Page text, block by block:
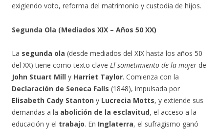
exigiendo voto, reforma del matrimonio y custodia de hijos.
Segunda Ola (Mediados XIX – Años 50 XX)
La segunda ola (desde mediados del XIX hasta los años 50
del XX) tiene como texto clave El sometimiento de la mujer de
John Stuart Mill y Harriet Taylor. Comienza con la
Declaración de Seneca Falls (1848), impulsada por
Elisabeth Cady Stanton y Lucrecia Motts, y extiende sus
demandas a la abolición de la esclavitud, el acceso a la
educación y el trabajo. En Inglaterra, el sufragismo ganó